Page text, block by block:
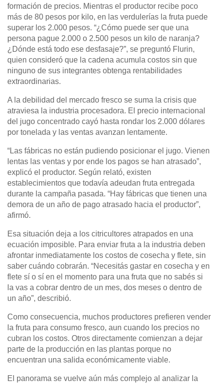
formación de precios. Mientras el productor recibe poco
más de 80 pesos por kilo, en las verdulerías la fruta puede
superar los 2.000 pesos. “¿Cómo puede ser que una
persona pague 2.000 o 2.500 pesos un kilo de naranja?
¿Dónde está todo ese desfasaje?”, se preguntó Flurin,
quien consideró que la cadena acumula costos sin que
ninguno de sus integrantes obtenga rentabilidades
extraordinarias.
A la debilidad del mercado fresco se suma la crisis que
atraviesa la industria procesadora. El precio internacional
del jugo concentrado cayó hasta rondar los 2.000 dólares
por tonelada y las ventas avanzan lentamente.
“Las fábricas no están pudiendo posicionar el jugo. Vienen
lentas las ventas y por ende los pagos se han atrasado”,
explicó el productor. Según relató, existen
establecimientos que todavía adeudan fruta entregada
durante la campaña pasada. “Hay fábricas que tienen una
demora de un año de pago atrasado hacia el productor”,
afirmó.
Esa situación deja a los citricultores atrapados en una
ecuación imposible. Para enviar fruta a la industria deben
afrontar inmediatamente los costos de cosecha y flete, sin
saber cuándo cobrarán. “Necesitás gastar en cosecha y en
flete sí o sí en el momento para una fruta que no sabés si
la vas a cobrar dentro de un mes, dos meses o dentro de
un año”, describió.
Como consecuencia, muchos productores prefieren vender
la fruta para consumo fresco, aun cuando los precios no
cubran los costos. Otros directamente comienzan a dejar
parte de la producción en las plantas porque no
encuentran una salida económicamente viable.
El panorama se vuelve aún más complejo al analizar la